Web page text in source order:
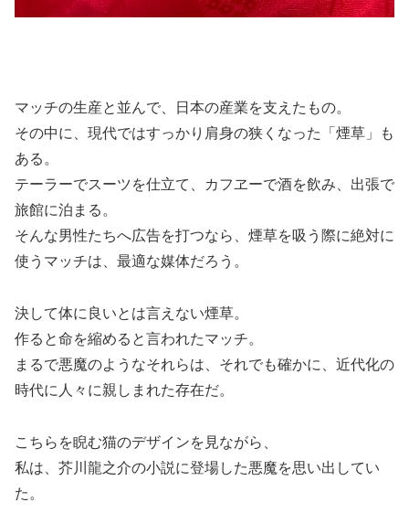
マッチの生産と並んで、日本の産業を支えたもの。
その中に、現代ではすっかり肩身の狭くなった「煙草」も
ある。
テーラーでスーツを仕立て、カフヱーで酒を飲み、出張で
旅館に泊まる。
そんな男性たちへ広告を打つなら、煙草を吸う際に絶対に
使うマッチは、最適な媒体だろう。
決して体に良いとは言えない煙草。
作ると命を縮めると言われたマッチ。
まるで悪魔のようなそれらは、それでも確かに、近代化の
時代に人々に親しまれた存在だ。
こちらを睨む猫のデザインを見ながら、
私は、芥川龍之介の小説に登場した悪魔を思い出してい
た。